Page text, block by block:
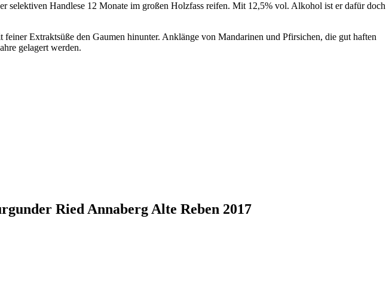
selektiven Handlese 12 Monate im großen Holzfass reifen. Mit 12,5% vol. Alkohol ist er dafür doch
Extraktsüße den Gaumen hinunter. Anklänge von Mandarinen und Pfirsichen, die gut haften
gelagert werden.
Ried Annaberg Alte Reben 2017